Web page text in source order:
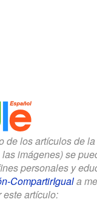
de los artículos de la
imágenes) se
personales y
CompartirIguala
este artículo: